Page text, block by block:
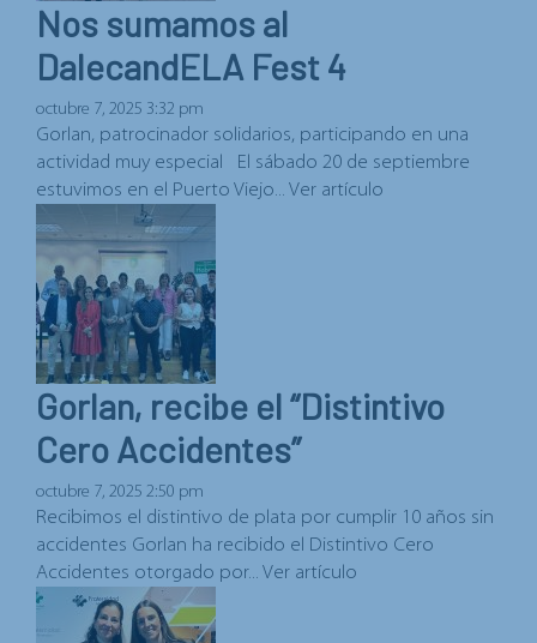
Nos sumamos al
DalecandELA Fest 4
octubre 7, 2025 3:32 pm
Gorlan, patrocinador solidarios, participando en una
actividad muy especial El sábado 20 de septiembre
estuvimos en el Puerto Viejo... Ver artículo
Gorlan, recibe el “Distintivo
Cero Accidentes”
octubre 7, 2025 2:50 pm
Recibimos el distintivo de plata por cumplir 10 años sin
accidentes Gorlan ha recibido el Distintivo Cero
Accidentes otorgado por... Ver artículo